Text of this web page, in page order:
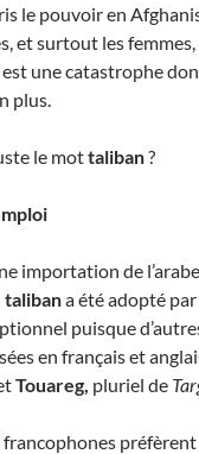
le pouvoir en
et surtout les
une catastrophe
plus.
le mottaliban?
importation de l’arabe
talibana été adopté
puisque
en français et
Touareg, pluriel de